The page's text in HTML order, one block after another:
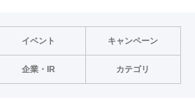
イベント キャンペーン
企業・IR カテゴリ